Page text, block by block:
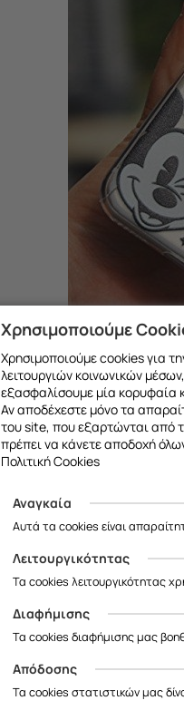
Λεπτές , διάφανες θήκες
*Οι
Απόλυτη προστασία
Χρησιμοποιούμε
Χρησιμοποιούμε cookies για
λειτουργιών κοινωνικών
εξασφαλίσουμε μία κορυφαία
Αν αποδέχεστε μόνο τα
του site, που εξαρτώνται από
πρέπει να κάνετε αποδοχή
Πολιτική Cookies
Αναγκαία
Αυτά τα cookies είναι
Λειτουργικότητας
Τα cookies λειτουργικότητας
Διαφήμισης
Τα cookies διαφήμισης μας
Απόδοσης
Τα cookies στατιστικών μας